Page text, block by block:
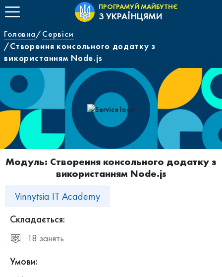
ПРОГРАМУЙ МАЙБУТНЄ
З УКРАЇНЦЯМИ
Головна
Сервіси
Створення консольного додатку з
використанням Node.js
Модуль: Створення консольного додатку з
використанням Node.js
Vinnytsia IT Academy
Складається:
18 занять
Умови: